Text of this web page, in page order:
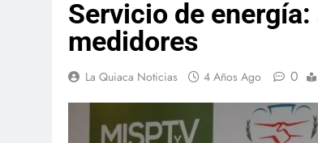
Servicio de
medidores
La Quiaca Noticias 4 Años Ago 0